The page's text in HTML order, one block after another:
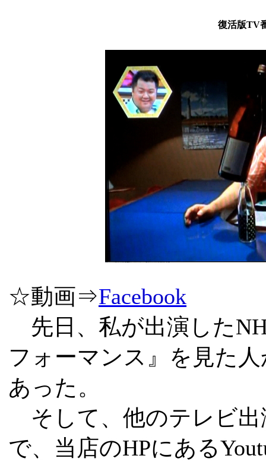
復活版TV
☆動画⇒Facebook
先日、私が出演した
フォーマンス』を見た
あった。
そして、他のテレビ出
で、当店のHPにある